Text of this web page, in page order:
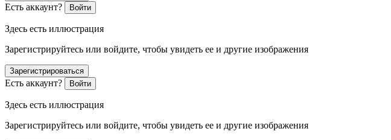
Есть аккаунт? Войти
Здесь есть иллюстрация
Зарегистрируйтесь или войдите, чтобы увидеть ее и другие изображения
Зарегистрироваться
Есть аккаунт? Войти
Здесь есть иллюстрация
Зарегистрируйтесь или войдите, чтобы увидеть ее и другие изображения